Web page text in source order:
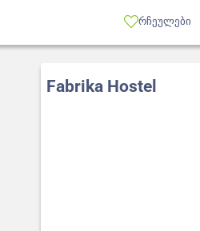
რჩეულები
Fabrika Hostel